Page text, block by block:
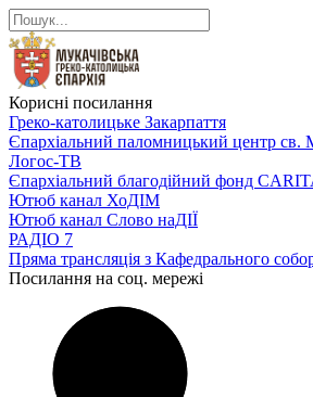
Корисні посилання
Греко-католицьке Закарпаття
Єпархіальний паломницький центр св.
Логос-ТВ
Єпархіальний благодійний фонд
Ютюб канал ХоДІМ
Ютюб канал Слово наДІЇ
РАДІО 7
Пряма трансляція з Кафедрального
Посилання на соц. мережі